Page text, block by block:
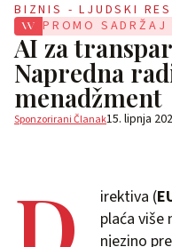
BIZNIS - LJUDSKI
PROMO SADRŽAJ
AI za
Napredna
menadžment
Sponzorirani Članak15. lipnja
irektiva (
plaća više
njezino